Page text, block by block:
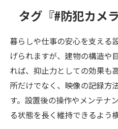
タグ『#防犯カメ
暮らしや仕事の安心を支える
げられますが、建物の構造や
れば、抑止力としての効果も
所だけでなく、映像の記録方
す。設置後の操作やメンテナ
る状態を長く維持できるよう